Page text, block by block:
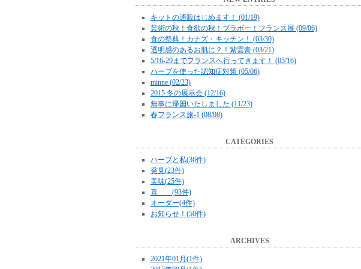
キットの通販はじめます！ (01/19)
芸術の秋！食欲の秋！ブラボー！フランス展 (09/06)
食の祭典！カナズ・キッチン！ (03/30)
透明感のあるお肌に？！紫雲膏 (03/21)
5/16-29までフランスへ行ってきます！ (05/16)
ハーブを使った認知症対策 (05/06)
minne (02/23)
2015 冬の展示会 (12/16)
無事に帰国いたしました (11/23)
春フランス旅-1 (08/08)
CATEGORIES
ハーブと私(36件)
発見(23件)
美味(25件)
喜 (93件)
オーダー(4件)
お知らせ！(50件)
ARCHIVES
2021年01月(1件)